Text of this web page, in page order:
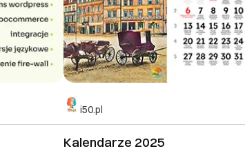
i50.pl
Kalendarze 2025